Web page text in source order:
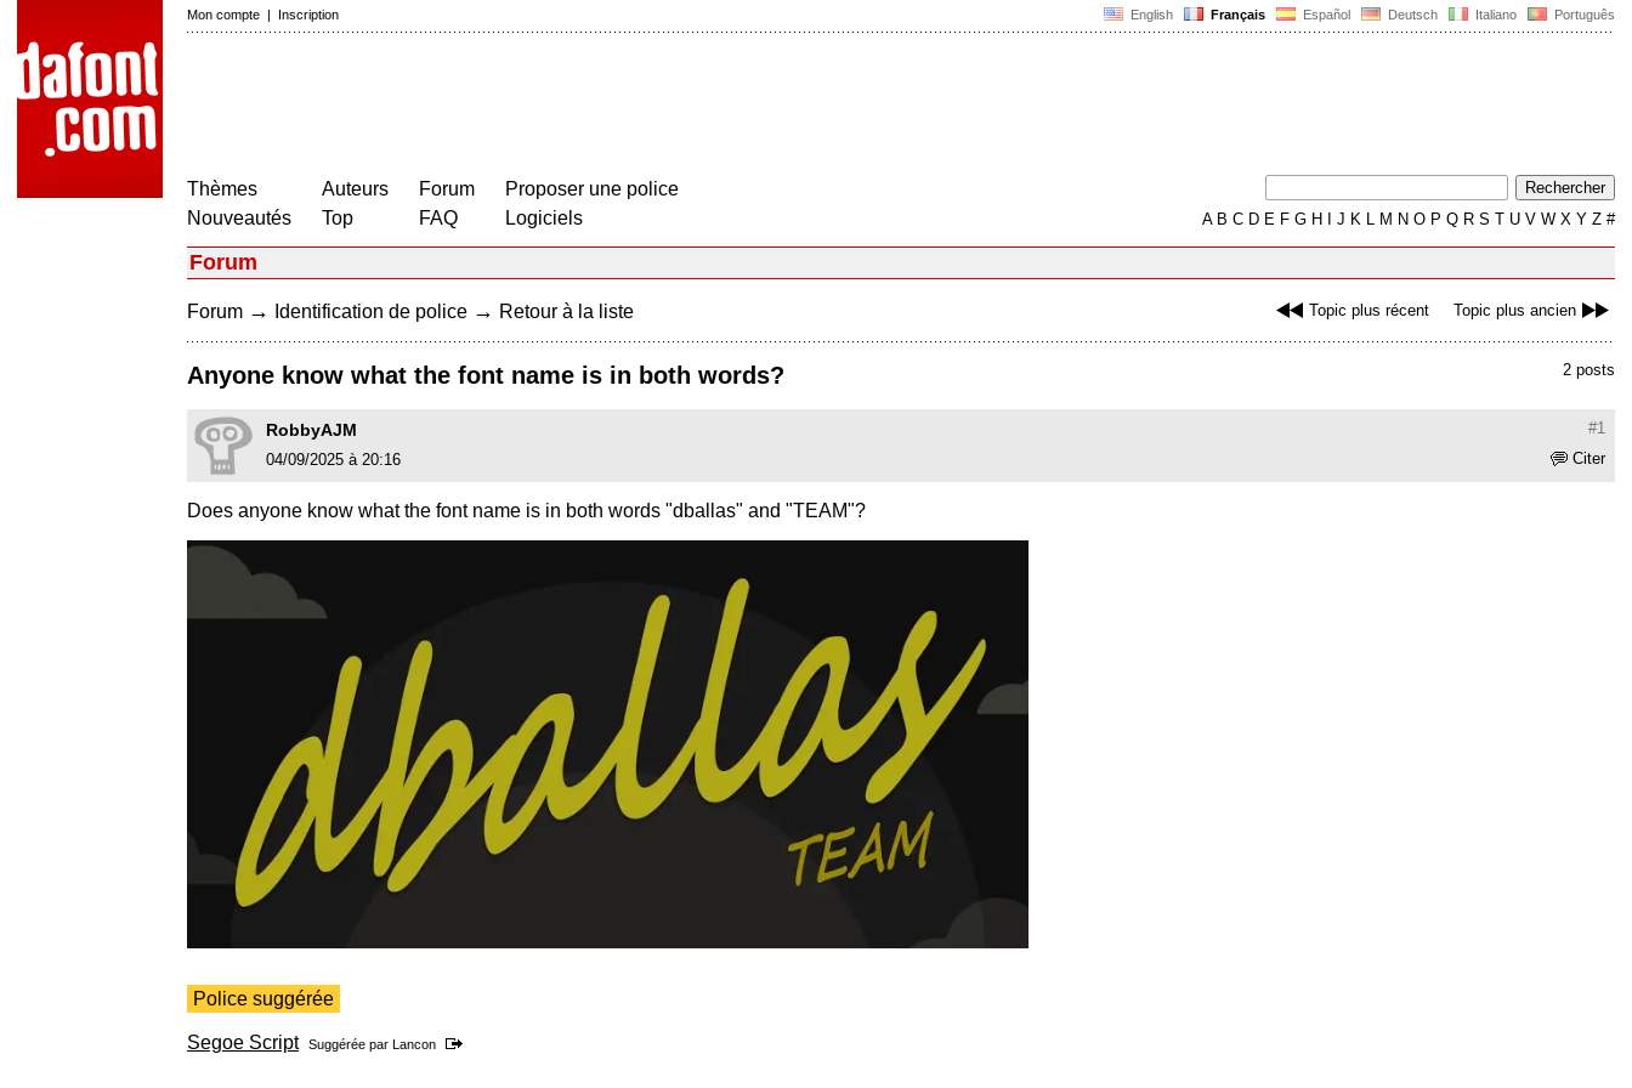
English Français Español Deutsch Italiano Português
Mon compte | Inscription
Thèmes
Nouveautés
Auteurs
Top
Forum
FAQ
Proposer une police
Logiciels
AB C D E F G H J K L M N O P Q R S T U V W X Y Z #
Forum
Topic plus récent Topic plus ancien
Forum → Identification de police → Retour à la liste
2 posts
Anyone know what the font name is in both words?
#1
RobbyAJM
Citer
04/09/2025 à 20:16
Does anyone know what the font name is in both words "dballas" and "TEAM"?
Police suggérée
Segoe Script Suggérée par Lancon